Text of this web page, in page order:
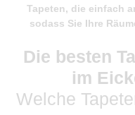
Tapeten, die einfach
sodass Sie Ihre
Die besten
im
Welche